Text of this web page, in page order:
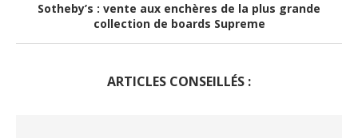
Sotheby’s : vente aux enchères de la plus grande
collection de boards Supreme
ARTICLES CONSEILLÉS :